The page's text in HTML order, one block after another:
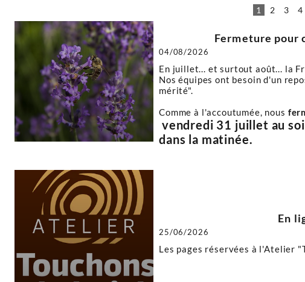
1 2 3 4
Fermeture pour
04/08/2026
En juillet... et surtout août... la
Nos équipes ont besoin d'un
mérité".
Comme à l'accoutumée, nous
vendredi 31 juillet au
dans la matinée.
En
25/06/2026
Les pages réservées à l'Atelier